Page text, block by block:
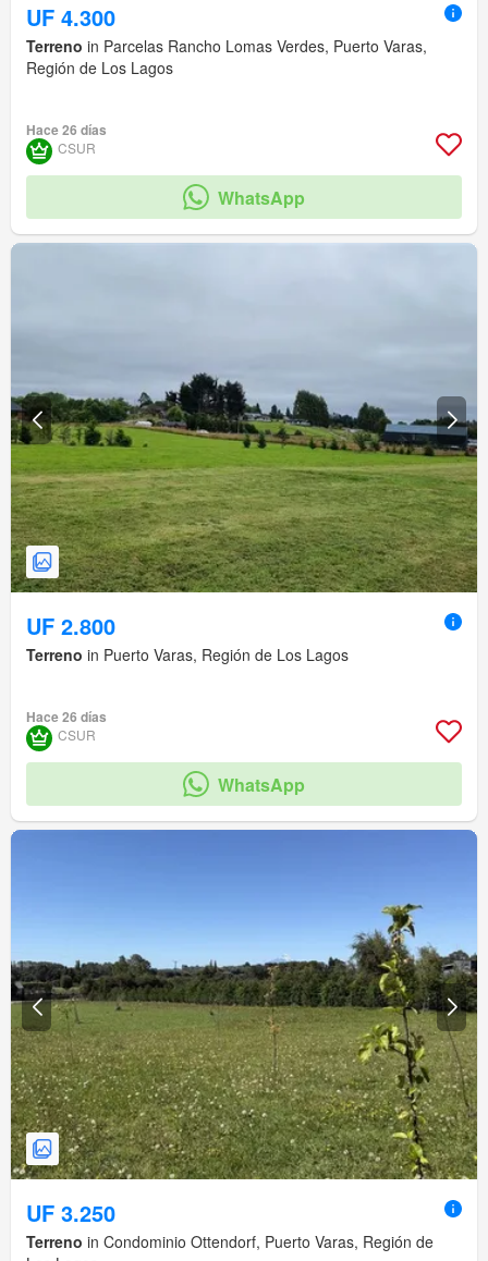
UF 4.300
Terreno in Parcelas Rancho Lomas Verdes, Puerto Varas,
Región de Los Lagos
Hace 26 días
CSUR
WhatsApp
UF 2.800
Terreno in Puerto Varas, Región de Los Lagos
Hace 26 días
CSUR
WhatsApp
UF 3.250
Terreno in Condominio Ottendorf, Puerto Varas, Región de